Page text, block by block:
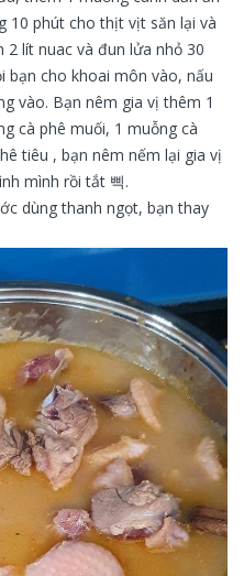
10 phút cho thịt vịt săn lại và
2 lít nuac và đun lửa nhỏ 30
cho khoai môn vào, nấu
vào. Bạn nêm gia vị thêm 1
cà phê muối, 1 muỗng cà
tiêu , bạn nêm nếm lại gia vị
mình rồi tắt 삑.
dùng thanh ngọt, bạn thay